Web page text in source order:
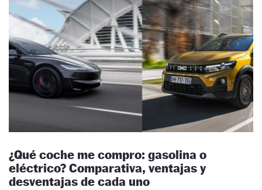
¿Qué coche me compro: gasolina o
eléctrico? Comparativa, ventajas y
desventajas de cada uno